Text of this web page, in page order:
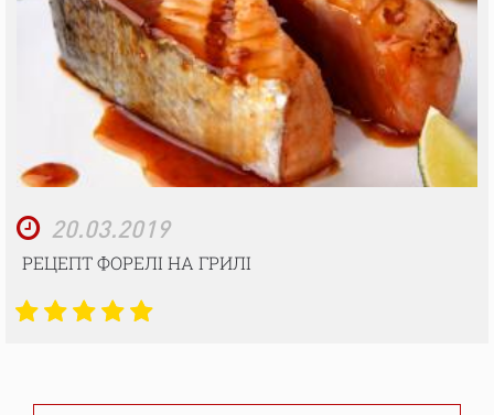
20.03.2019
РЕЦЕПТ ФОРЕЛІ НА ГРИЛІ